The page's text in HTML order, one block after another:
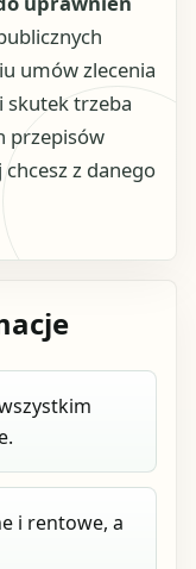
umów zlecenia
skutek trzeba
przepisów
z danego
i rentowe, a